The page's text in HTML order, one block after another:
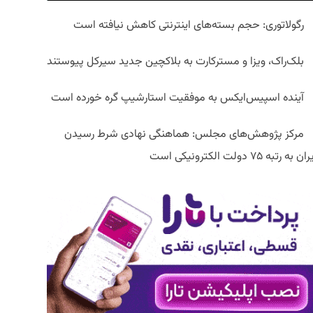
رگولاتوری: حجم بسته‌های اینترنتی کاهش نیافته است
بلک‌راک، ویزا و مسترکارت به بلاکچین جدید سیرکل پیوستند
آینده اسپیس‌ایکس به موفقیت استارشیپ گره خورده است
مرکز پژوهش‌های مجلس: هماهنگی نهادی شرط رسیدن
به رتبه ۷۵ دولت الکترونیکی است